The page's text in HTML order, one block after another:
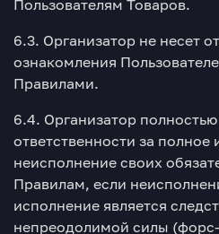
Пользователям Товаров.
6.3. Организатор не несет
ознакомления
Правилами.
6.4. Организатор
ответственности за полное
неисполнение своих
Правилам, если
исполнение является
непреодолимой силы